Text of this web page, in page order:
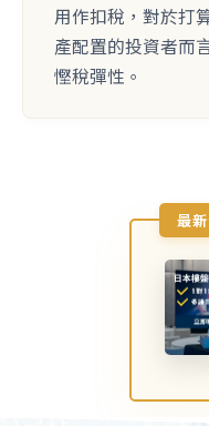
用作扣稅，對於打
產配置的投資者而
慳稅彈性。